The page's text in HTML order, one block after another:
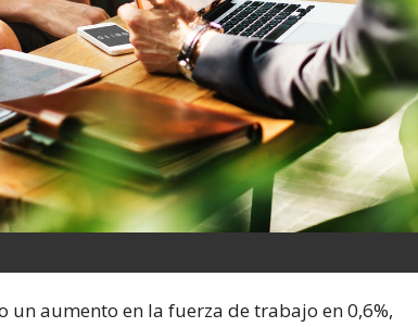
un aumento en la fuerza de trabajo en 0,6%,